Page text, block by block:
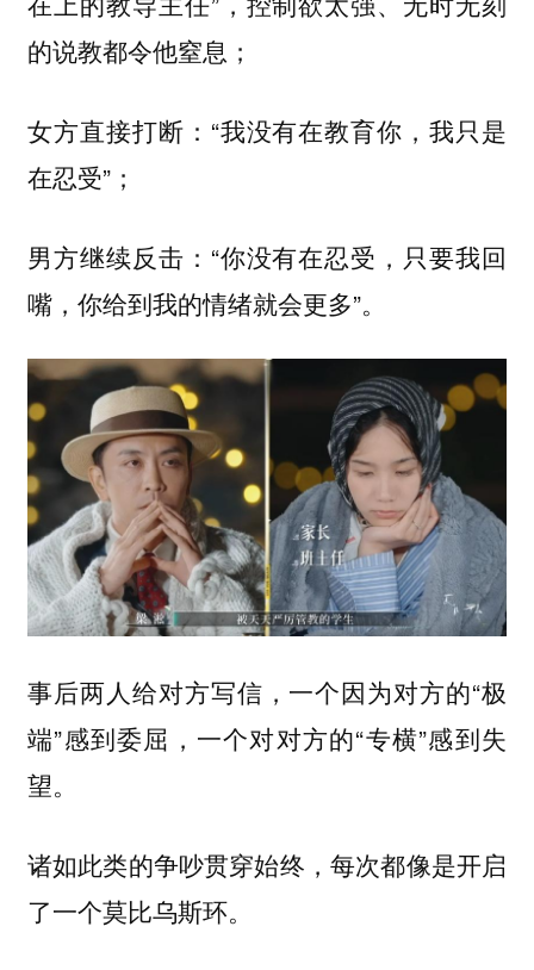
的说教都令他窒息；
女方直接打断：“我没有在教育你，我只是
在忍受”；
男方继续反击：“你没有在忍受，只要我回
嘴，你给到我的情绪就会更多”。
事后两人给对方写信，一个因为对方的“极
端”感到委屈，一个对对方的“专横”感到失
望。
诸如此类的争吵贯穿始终，每次都像是开启
了一个莫比乌斯环。